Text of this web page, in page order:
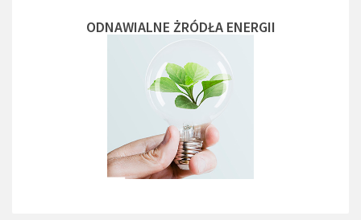
ODNAWIALNE ŻRÓDŁA ENERGII